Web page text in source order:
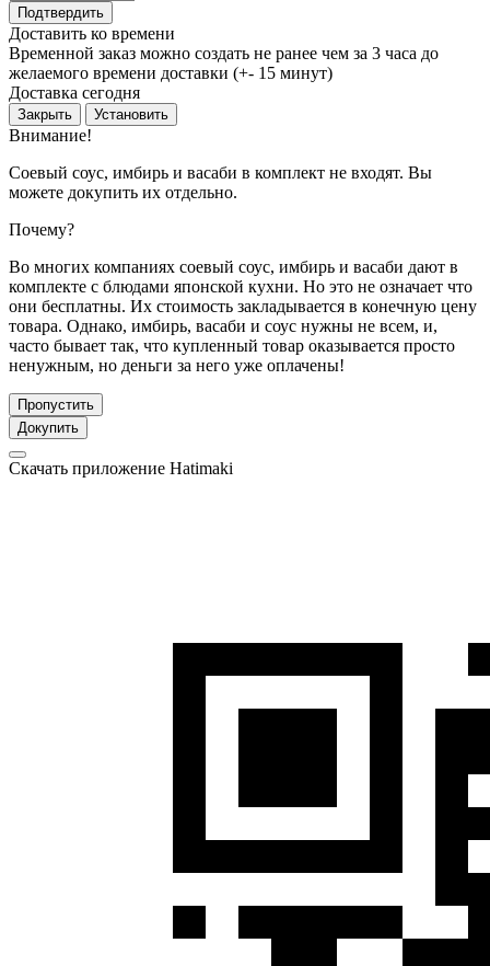
Подтвердить
Доставить ко времени
Временной заказ можно создать не ранее чем за 3 часа до
желаемого времени доставки (+- 15 минут)
Доставка сегодня
Закрыть Установить
Внимание!
Соевый соус, имбирь и васаби в комплект не входят. Вы
можете докупить их отдельно.
Почему?
Во многих компаниях соевый соус, имбирь и васаби дают в
комплекте с блюдами японской кухни. Но это не означает что
они бесплатны. Их стоимость закладывается в конечную цену
товара. Однако, имбирь, васаби и соус нужны не всем, и,
часто бывает так, что купленный товар оказывается просто
ненужным, но деньги за него уже оплачены!
Пропустить
Докупить
Скачать приложение Hatimaki